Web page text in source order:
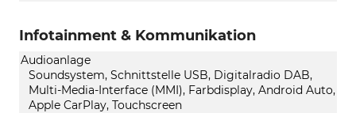
Infotainment & Kommunikation
Audioanlage
Soundsystem, Schnittstelle USB, Digitalradio DAB,
Multi-Media-Interface (MMI), Farbdisplay, Android Auto,
Apple CarPlay, Touchscreen